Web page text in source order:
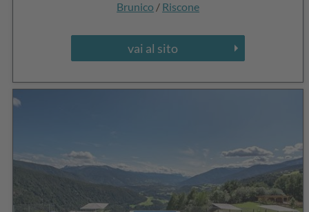
Brunico / Riscone
vai al sito